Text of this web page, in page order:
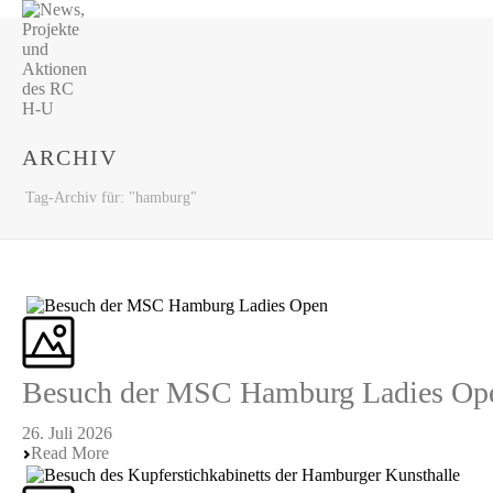
ARCHIV
Tag-Archiv für: "hamburg"
Besuch der MSC Hamburg Ladies
26. Juli 2026
Read More